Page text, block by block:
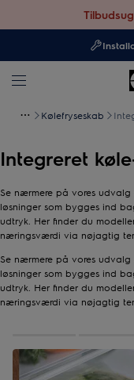
Kølefryseskab
Integreret
Se nærmere på vores udvalg
løsninger som bygges ind
udtryk. Her finder du
næringsværdi via nøjagtig
Se nærmere på vores udvalg
løsninger som bygges ind
udtryk. Her finder du
næringsværdi via nøjagtig